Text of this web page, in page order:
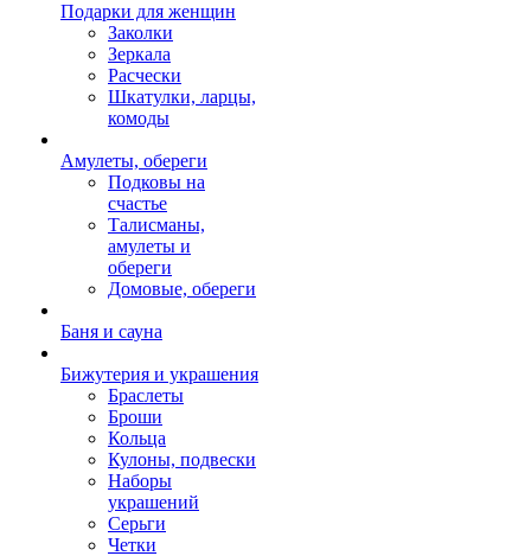
Подарки для женщин
Заколки
Зеркала
Расчески
Шкатулки, ларцы,
комоды
Амулеты, обереги
Подковы на
счастье
Талисманы,
амулеты и
обереги
Домовые, обереги
Баня и сауна
Бижутерия и украшения
Браслеты
Броши
Кольца
Кулоны, подвески
Наборы
украшений
Серьги
Четки